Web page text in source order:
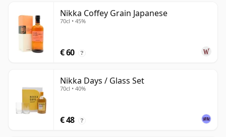
Nikka Coffey Grain Japanese
70cl • 45%
€ 60 ?
Nikka Days / Glass Set
70cl • 40%
€ 48 ?